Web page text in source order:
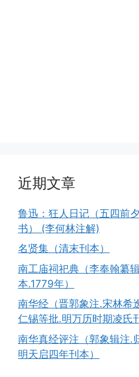
近期文章
鲁迅：狂人日记（五四前
书） (李何林注解)
名贤集（清末刊本）
南工庙祠祀典（李奉翰纂
本.1779年）
南华经（晋郭象注.宋林希
仁锡等批.明万历时期凌氏
南华真经评注（郭象辑注.
明天启四年刊本）